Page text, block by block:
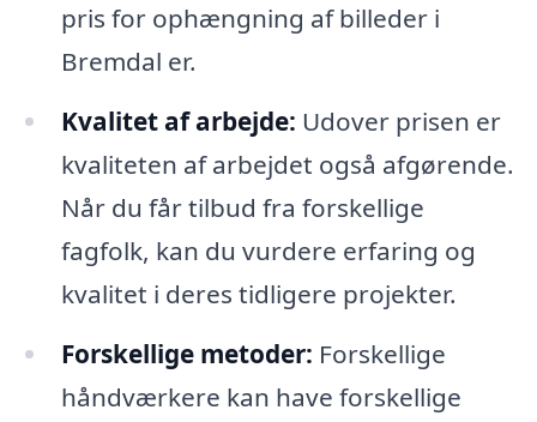
pris for ophængning af billeder i
Bremdal er.
Kvalitet af arbejde: Udover prisen er
kvaliteten af arbejdet også afgørende.
Når du får tilbud fra forskellige
fagfolk, kan du vurdere erfaring og
kvalitet i deres tidligere projekter.
Forskellige metoder: Forskellige
håndværkere kan have forskellige